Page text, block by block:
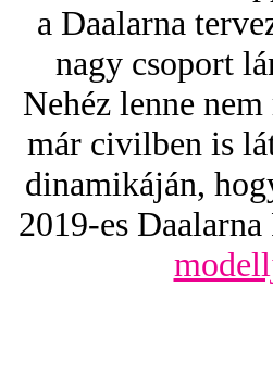
a Daalarna
nagy csoport
Nehéz lenne
már civilben is
dinamikáján,
2019-es